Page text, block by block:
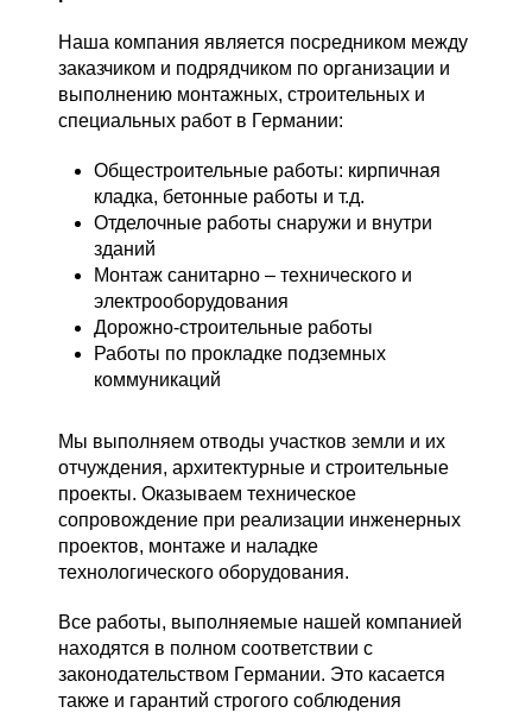
Наша компания является посредником между
заказчиком и подрядчиком по организации и
выполнению монтажных, строительных и
специальных работ в Германии:
Общестроительные работы: кирпичная
кладка, бетонные работы и т.д.
Отделочные работы снаружи и внутри
зданий
Монтаж санитарно – технического и
электрооборудования
Дорожно-строительные работы
Работы по прокладке подземных
коммуникаций
Мы выполняем отводы участков земли и их
отчуждения, архитектурные и строительные
проекты. Оказываем техническое
сопровождение при реализации инженерных
проектов, монтаже и наладке
технологического оборудования.
Все работы, выполняемые нашей компанией
находятся в полном соответствии с
законодательством Германии. Это касается
также и гарантий строгого соблюдения